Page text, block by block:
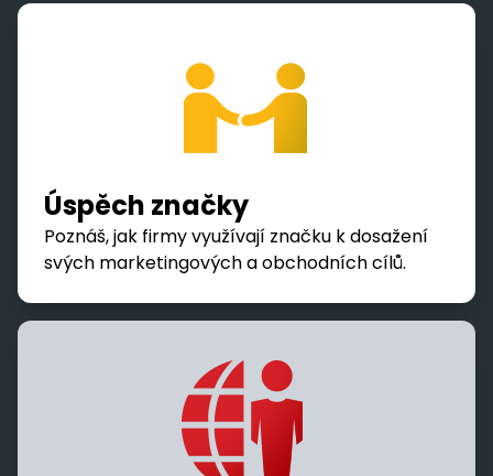
Úspěch značky
Poznáš, jak firmy využívají značku k dosažení
svých marketingových a obchodních cílů.